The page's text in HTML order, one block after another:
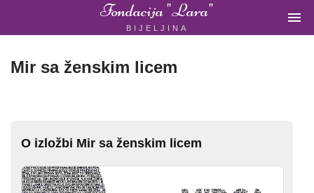
Fondacija "Lara"
BIJELJINA

ORGANIZACIJA
Fondacija
Mir sa ženskim licem
O izložbi Mir sa ženskim licem